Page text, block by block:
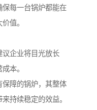
保每一台锅炉都能在
值。
议企业将目光放长
本。
障的锅炉，其整体
持续稳定的效益。